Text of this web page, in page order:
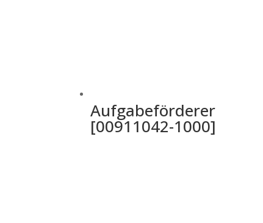
Aufgabeförderer
[00911042-1000]